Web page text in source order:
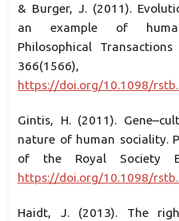
& Burger, J. (2011).
an example of
Philosophical
https://doi.org/10.1098/
Gintis, H. (2011).
nature of human sociality.
of the Royal Society
https://doi.org/10.1098/
Haidt, J. (2013). The